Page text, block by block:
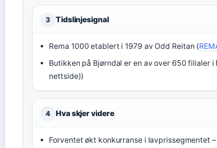
3 Tidslinjesignal
Rema 1000 etablert i 1979 av Odd Reitan (
Butikken på Bjørndal er en av over 650 filialer
nettside))
4 Hva skjer videre
Forventet økt konkurranse i lavprissegmentet